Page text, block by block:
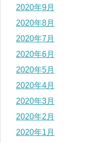
2020年9月
2020年8月
2020年7月
2020年6月
2020年5月
2020年4月
2020年3月
2020年2月
2020年1月